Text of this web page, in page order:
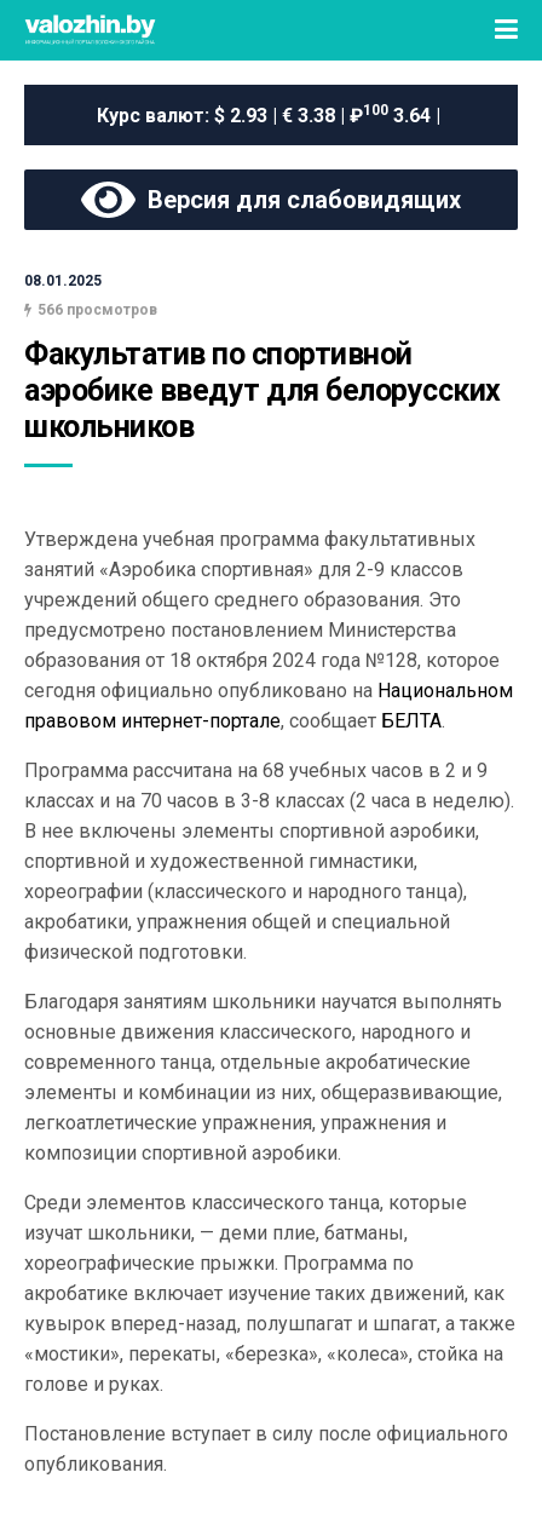
Курс валют: $ 2.93 | € 3.38 | ₽100 3.64 |
Версия для слабовидящих
08.01.2025
566 просмотров
Факультатив по спортивной
аэробике введут для белорусских
школьников
Утверждена учебная программа факультативных
занятий «Аэробика спортивная» для 2-9 классов
учреждений общего среднего образования. Это
предусмотрено постановлением Министерства
образования от 18 октября 2024 года №128, которое
сегодня официально опубликовано на Национальном
правовом интернет-портале, сообщает БЕЛТА.
Программа рассчитана на 68 учебных часов в 2 и 9
классах и на 70 часов в 3-8 классах (2 часа в неделю).
В нее включены элементы спортивной аэробики,
спортивной и художественной гимнастики,
хореографии (классического и народного танца),
акробатики, упражнения общей и специальной
физической подготовки.
Благодаря занятиям школьники научатся выполнять
основные движения классического, народного и
современного танца, отдельные акробатические
элементы и комбинации из них, общеразвивающие,
легкоатлетические упражнения, упражнения и
композиции спортивной аэробики.
Среди элементов классического танца, которые
изучат школьники, — деми плие, батманы,
хореографические прыжки. Программа по
акробатике включает изучение таких движений, как
кувырок вперед-назад, полушпагат и шпагат, а также
«мостики», перекаты, «березка», «колеса», стойка на
голове и руках.
Постановление вступает в силу после официального
опубликования.